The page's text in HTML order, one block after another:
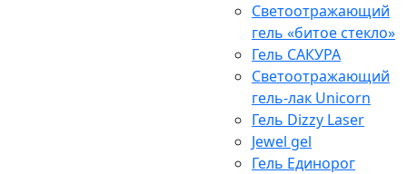
Светоотражающий
гель «битое стекло»
Гель САКУРА
Светоотражающий
гель-лак Unicorn
Гель Dizzy Laser
Jewel gel
Гель Единорог